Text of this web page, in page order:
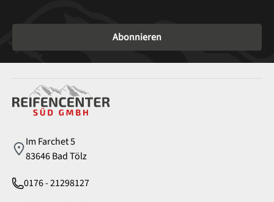
Abonnieren
Im Farchet 5
83646 Bad Tölz
0176 - 21298127